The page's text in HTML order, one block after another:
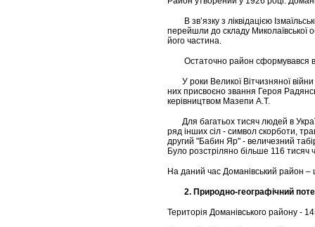
В зв’язку з ліквідацією
перейшли до складу Миколаївської
його частина.
Остаточно район сформувався в
У роки Великої Вітчизняної
них присвоєно звання Героя
керівництвом Мазепи А.Т.
Для багатьох тисяч людей в
ряд інших сіл - символ скорботи,
другий "Бабин Яр" - величезний
Було розстріляно більше 116 тисяч
На даний час Доманівський район
2. Природно-географічний
Територія Доманівського району -